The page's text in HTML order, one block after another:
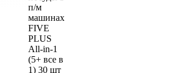
п/м
машинах
FIVE
PLUS
All-in-1
(5+ все в
1) 30 шт